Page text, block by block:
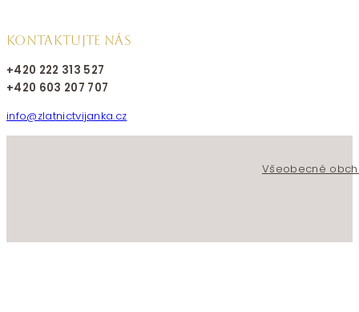
KONTAKTUJTE NÁS
+420 222 313 527
+420 603 207 707
info@zlatnictvijanka.cz
Všeobecné